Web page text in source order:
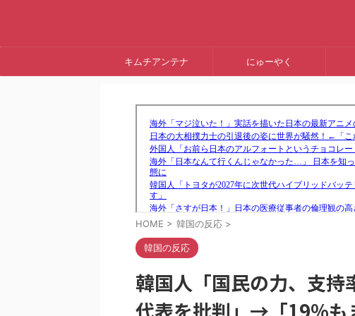
キムチアンテナ にゅーやく
HOME > 韓国の反応 >
韓国の反応
韓国人「国民の力、支